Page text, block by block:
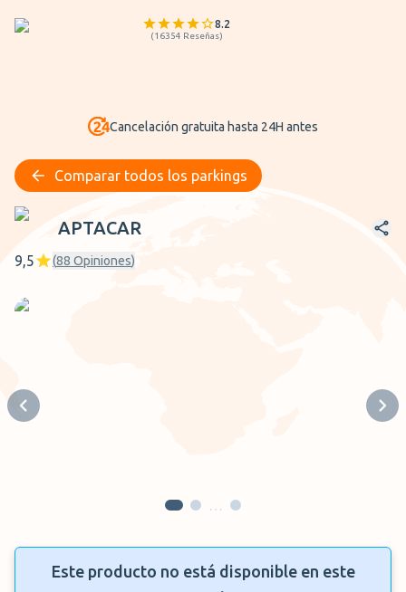
8.2
(16354 Reseñas)
Cancelación gratuita hasta 24H antes
Comparar todos los parkings
APTACAR
APTACAR
9,5 (88 Opiniones)
Previous slide
…
Este producto no está disponible en este